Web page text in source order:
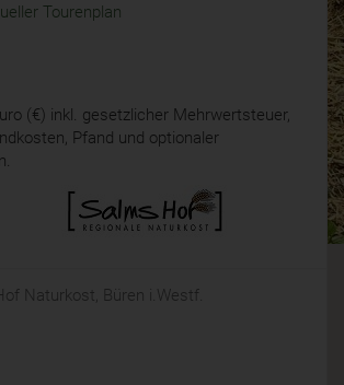
Tourenplan
(€) inkl. gesetzlicher Mehrwertsteuer,
Pfand und optionaler
Naturkost, Büren i.Westf.